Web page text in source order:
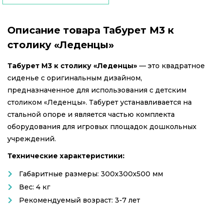
Описание товара Табурет М3 к
столику «Леденцы»
Табурет М3 к столику «Леденцы» — это квадратное
сиденье с оригинальным дизайном,
предназначенное для использования с детским
столиком «Леденцы». Табурет устанавливается на
стальной опоре и является частью комплекта
оборудования для игровых площадок дошкольных
учреждений.
Технические характеристики:
Габаритные размеры: 300х300х500 мм
Вес: 4 кг
Рекомендуемый возраст: 3-7 лет